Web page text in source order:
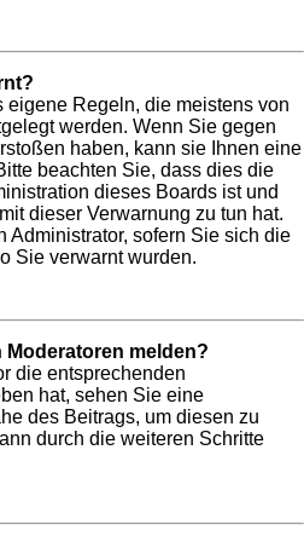
eigene Regeln, die meistens von
werden. Wenn Sie gegen
haben, kann sie Ihnen eine
beachten Sie, dass dies die
dieses Boards ist und
dieser Verwarnung zu tun hat.
Administrator, sofern Sie sich die
Sie verwarnt wurden.
melden?
die entsprechenden
hat, sehen Sie eine
des Beitrags, um diesen zu
durch die weiteren Schritte